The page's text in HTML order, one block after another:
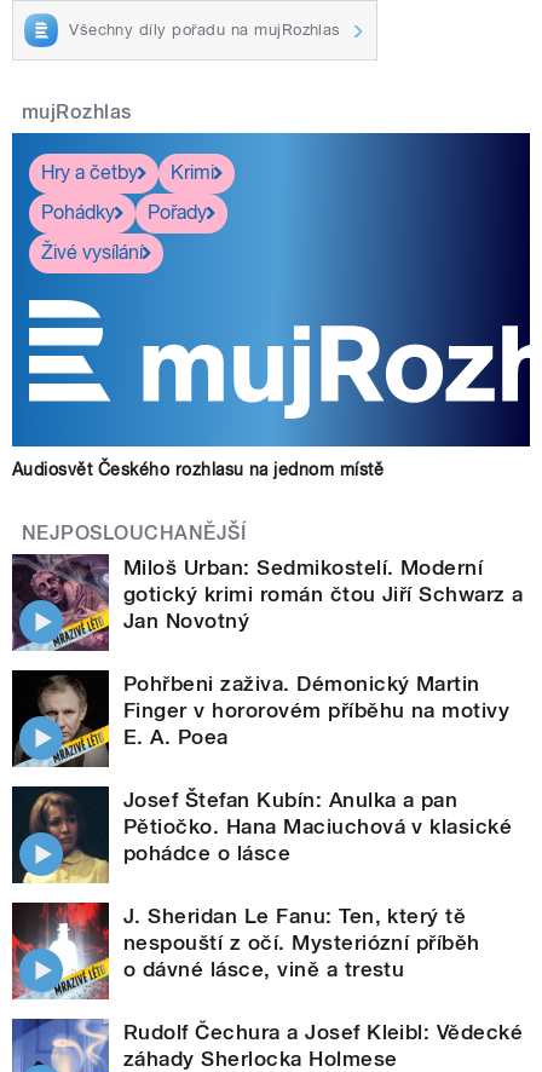
Všechny díly pořadu na mujRozhlas
mujRozhlas
Hry a četby
Krimi
Pohádky
Pořady
Živé vysílání
Audiosvět Českého rozhlasu na jednom místě
NEJPOSLOUCHANĚJŠÍ
Miloš Urban: Sedmikostelí. Moderní
gotický krimi román čtou Jiří Schwarz a
Jan Novotný
Pohřbeni zaživa. Démonický Martin
Finger v hororovém příběhu na motivy
E. A. Poea
Josef Štefan Kubín: Anulka a pan
Pětiočko. Hana Maciuchová v klasické
pohádce o lásce
J. Sheridan Le Fanu: Ten, který tě
nespouští z očí. Mysteriózní příběh
o dávné lásce, vině a trestu
Rudolf Čechura a Josef Kleibl: Vědecké
záhady Sherlocka Holmese